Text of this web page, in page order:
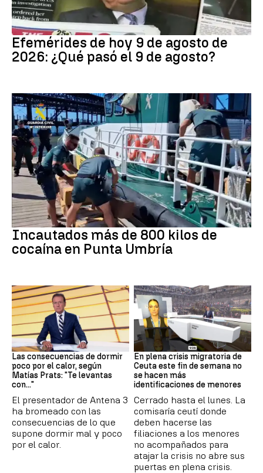
Efemérides
Efemérides de hoy 9 de agosto de
2026: ¿Qué pasó el 9 de agosto?
Tráfico de drogas
Incautados más de 800 kilos de
cocaína en Punta Umbría
Las consecuencias de dormir
poco por el calor, según
Matías Prats: "Te levantas
con..."
El presentador de Antena 3
ha bromeado con las
consecuencias de lo que
supone dormir mal y poco
por el calor.
Crisis en Ceuta
En plena crisis migratoria de
Ceuta este fin de semana no
se hacen más
identificaciones de menores
Cerrado hasta el lunes. La
comisaría ceutí donde
deben hacerse las
filiaciones a los menores
no acompañados para
atajar la crisis no abre sus
puertas en plena crisis.